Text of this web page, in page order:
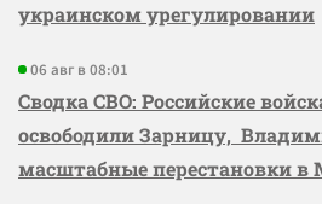
украинском урегулировании
06 авг в 08:01
Сводка СВО: Российские
освободили Зарницу,
масштабные перестановки